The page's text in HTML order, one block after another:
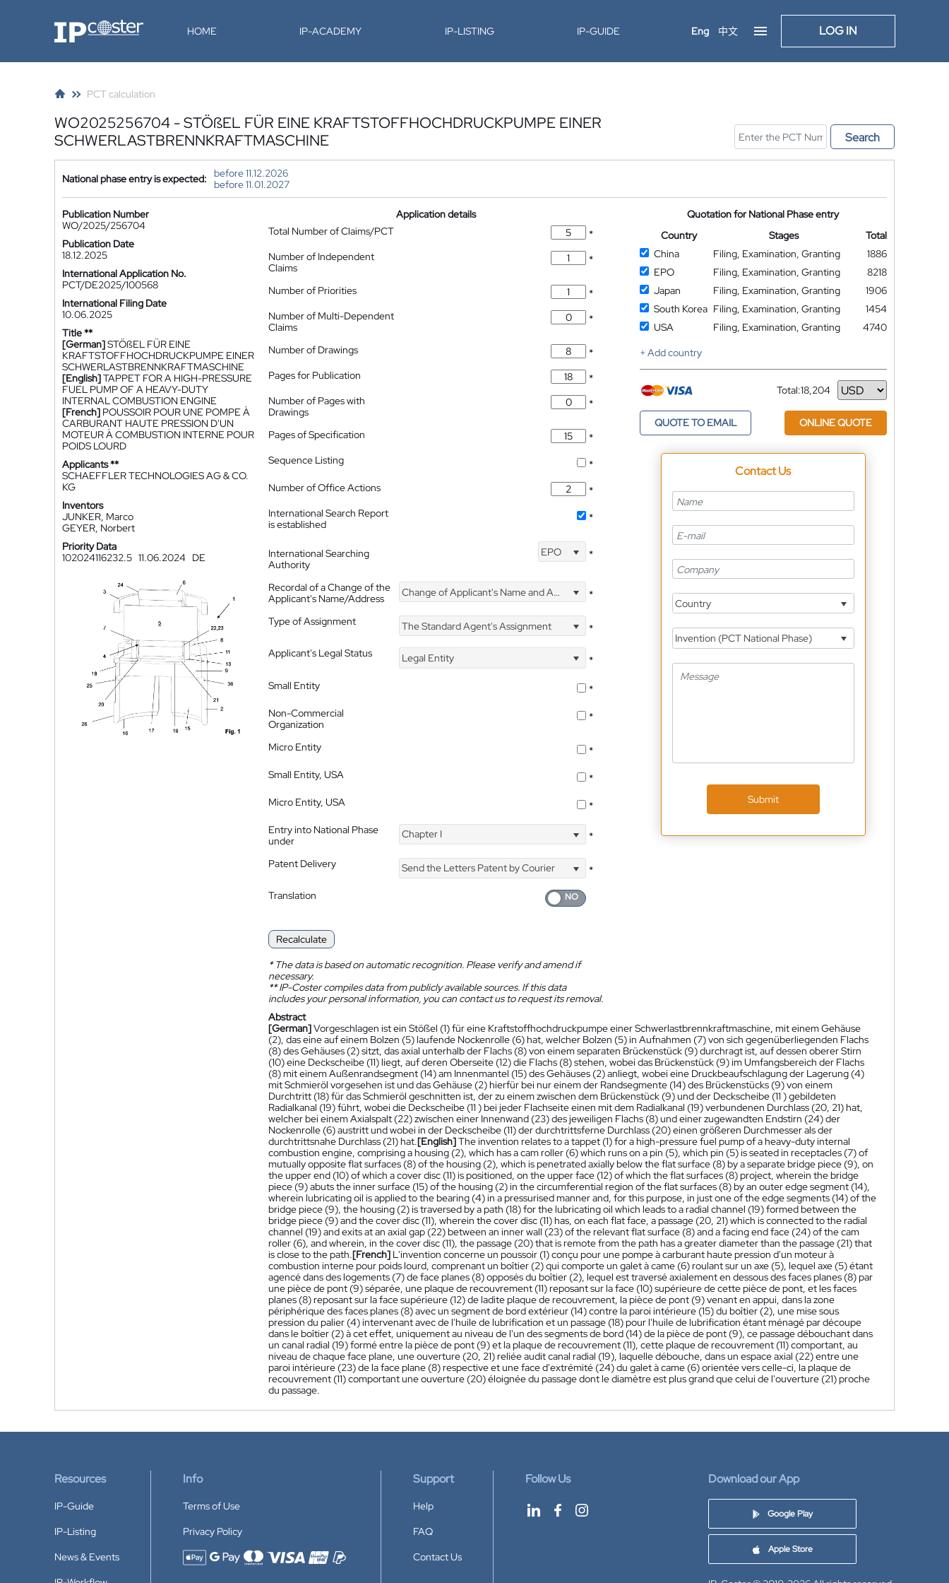
IP-Coster HOME IP-ACADEMY IP-LISTING IP-GUIDE Eng 中文 LOG IN
PCT calculation
WO2025256704 - STÖßEL FÜR EINE KRAFTSTOFFHOCHDRUCKPUMPE EINER
SCHWERLASTBRENNKRAFTMASCHINE
Search
National phase entry is expected:
before 11.12.2026
before 11.01.2027
Publication Number
WO/2025/256704
Publication Date
18.12.2025
International Application No.
PCT/DE2025/100568
International Filing Date
10.06.2025
Title **
[German]STÖßEL FÜR EINE
KRAFTSTOFFHOCHDRUCKPUMPE EINER
SCHWERLASTBRENNKRAFTMASCHINE
[English]TAPPET FOR A HIGH-PRESSURE
FUEL PUMP OF A HEAVY-DUTY
INTERNAL COMBUSTION ENGINE
[French] POUSSOIR POUR UNE POMPE À
CARBURANT HAUTE PRESSION D'UN
MOTEUR À COMBUSTION INTERNE POUR
POIDS LOURD
Applicants **
SCHAEFFLER TECHNOLOGIES AG & CO.
KG
Inventors
JUNKER, Marco
GEYER, Norbert
Priority Data
102024116232.5 11.06.2024 DE
Application details
Total Number of Claims/PCT
*
Number of Independent
Claims
*
Number of Priorities
*
Number of Multi-Dependent
Claims
*
Number of Drawings
*
Pages for Publication
*
Number of Pages with
Drawings
*
Pages of Specification
*
Sequence Listing
*
Number of Office Actions
*
International Search Report
is established
*
International Searching
Authority
EPO *
Recordal of a Change of the
Applicant's Name/Address
Change of Applicant's Name and Address *
Type of Assignment The Standard Agent's Assignment
*
Applicant's Legal Status
Legal Entity
*
Small Entity
*
Non-Commercial
Organization
*
Micro Entity
*
Small Entity, USA
*
Micro Entity, USA
*
Entry into National Phase
under
Chapter I *
Patent Delivery Send the Letters Patent by Courier
*
Translation
Recalculate
*The data is based on automatic recognition. Please verify and amend if
necessary.
**IP-Coster compiles data from publicly available sources. If this data
includes your personal information, you can contact us to request its removal.
Quotation for National Phase entry
Country
Stages
Total
China
Filing, Examination, Granting
1886
EPO
Filing, Examination, Granting
8218
Japan
Filing, Examination, Granting
1906
South Korea Filing, Examination, Granting
1454
USA
Filing, Examination, Granting
4740
+ Add country
Total:18,204
Currency
QUOTE TO EMAIL ONLINE QUOTE
Contact Us
Country
Invention (PCT National Phase)
Submit
Abstract
[German]Vorgeschlagen ist ein Stößel (1) für eine Kraftstoffhochdruckpumpe einer Schwerlastbrennkraftmaschine, mit einem Gehäuse
(2), das eine auf einem Bolzen (5) laufende Nockenrolle (6) hat, welcher Bolzen (5) in Aufnahmen (7) von sich gegenüberliegenden Flachs
(8) des Gehäuses (2) sitzt, das axial unterhalb der Flachs (8) von einem separaten Brückenstück (9) durchragt ist, auf dessen oberer Stirn
(10) eine Deckscheibe (11) liegt, auf deren Oberseite (12) die Flachs (8) stehen, wobei das Brückenstück (9) im Umfangsbereich der Flachs
(8) mit einem Außenrandsegment (14) am Innenmantel (15) des Gehäuses (2) anliegt, wobei eine Druckbeaufschlagung der Lagerung (4)
mit Schmieröl vorgesehen ist und das Gehäuse (2) hierfür bei nur einem der Randsegmente (14) des Brückenstücks (9) von einem
Durchtritt (18) für das Schmieröl geschnitten ist, der zu einem zwischen dem Brückenstück (9) und der Deckscheibe (11 ) gebildeten
Radialkanal (19) führt, wobei die Deckscheibe (11 ) bei jeder Flachseite einen mit dem Radialkanal (19) verbundenen Durchlass (20, 21) hat,
welcher bei einem Axialspalt (22) zwischen einer Innenwand (23) des jeweiligen Flachs (8) und einer zugewandten Endstirn (24) der
Nockenrolle (6) austritt und wobei in der Deckscheibe (11) der durchtrittsferne Durchlass (20) einen größeren Durchmesser als der
durchtrittsnahe Durchlass (21) hat.[English]The invention relates to a tappet (1) for a high-pressure fuel pump of a heavy-duty internal
combustion engine, comprising a housing (2), which has a cam roller (6) which runs on a pin (5), which pin (5) is seated in receptacles (7) of
mutually opposite flat surfaces (8) of the housing (2), which is penetrated axially below the flat surface (8) by a separate bridge piece (9), on
the upper end (10) of which a cover disc (11) is positioned, on the upper face (12) of which the flat surfaces (8) project, wherein the bridge
piece (9) abuts the inner surface (15) of the housing (2) in the circumferential region of the flat surfaces (8) by an outer edge segment (14),
wherein lubricating oil is applied to the bearing (4) in a pressurised manner and, for this purpose, in just one of the edge segments (14) of the
bridge piece (9), the housing (2) is traversed by a path (18) for the lubricating oil which leads to a radial channel (19) formed between the
bridge piece (9) and the cover disc (11), wherein the cover disc (11) has, on each flat face, a passage (20, 21) which is connected to the radial
channel (19) and exits at an axial gap (22) between an inner wall (23) of the relevant flat surface (8) and a facing end face (24) of the cam
roller (6), and wherein, in the cover disc (11), the passage (20) that is remote from the path has a greater diameter than the passage (21) that
is close to the path.[French] L'invention concerne un poussoir (1) conçu pour une pompe à carburant haute pression d'un moteur à
combustion interne pour poids lourd, comprenant un boîtier (2) qui comporte un galet à came (6) roulant sur un axe (5), lequel axe (5) étant
agencé dans des logements (7) de face planes (8) opposés du boîtier (2), lequel est traversé axialement en dessous des faces planes (8) par
une pièce de pont (9) séparée, une plaque de recouvrement (11) reposant sur la face (10) supérieure de cette pièce de pont, et les faces
planes (8) reposant sur la face supérieure (12) de ladite plaque de recouvrement, la pièce de pont (9) venant en appui, dans la zone
périphérique des faces planes (8) avec un segment de bord extérieur (14) contre la paroi intérieure (15) du boîtier (2), une mise sous
pression du palier (4) intervenant avec de l'huile de lubrification et un passage (18) pour l'huile de lubrification étant ménagé par découpe
dans le boîtier (2) à cet effet, uniquement au niveau de l'un des segments de bord (14) de la pièce de pont (9), ce passage débouchant dans
un canal radial (19) formé entre la pièce de pont (9) et la plaque de recouvrement (11), cette plaque de recouvrement (11) comportant, au
niveau de chaque face plane, une ouverture (20, 21) reliée audit canal radial (19), laquelle débouche, dans un espace axial (22) entre une
paroi intérieure (23) de la face plane (8) respective et une face d'extrémité (24) du galet à came (6) orientée vers celle-ci, la plaque de
recouvrement (11) comportant une ouverture (20) éloignée du passage dont le diamètre est plus grand que celui de l'ouverture (21) proche
du passage.
Resources
IP-Guide
IP-Listing
News & Events
Info
Terms of Use
Privacy Policy
Accepted payment methods
Support
Help
FAQ
Contact Us
Follow Us Download our App
Google Play
Apple Store